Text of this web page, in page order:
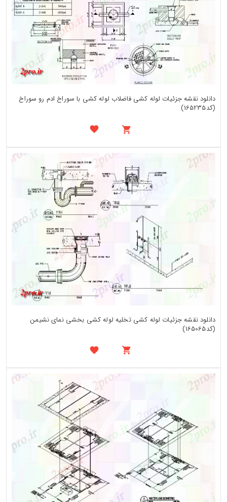
دانلود نقشه جزئیات لوله کشی فاضلاب لوله کشی با سوراخ ادم رو سوراخ
(کد165235)
دانلود نقشه جزئیات لوله کشی تخلیه لوله کشی بخشی نمای نشیمن
(کد165065)